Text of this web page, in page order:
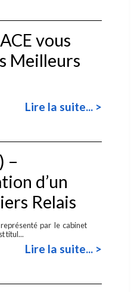
vous
Meilleurs
Lire la suite... >
–
d’un
Relais
par le cabinet
titul...
Lire la suite... >